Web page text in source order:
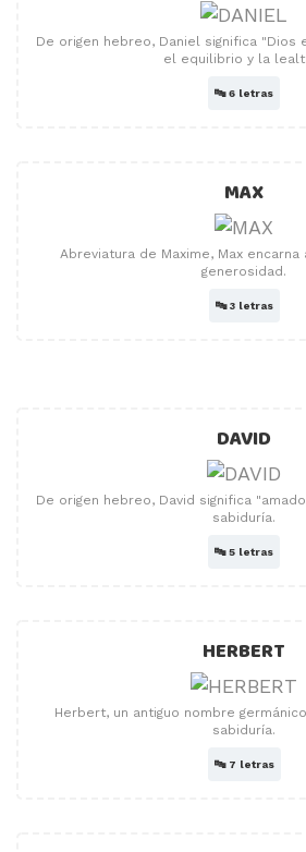
De origen hebreo, Daniel significa "Dios
el equilibrio y la
🔤6 letras
MAX
Abreviatura de Maxime, Max encarna
generosidad.
🔤3 letras
DAVID
De origen hebreo, David significa
sabiduría.
🔤5 letras
HERBERT
Herbert, un antiguo nombre
sabiduría.
🔤 7 letras